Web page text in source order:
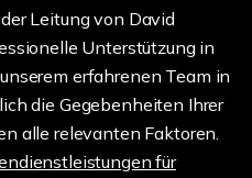
Leitung von David
Unterstützung in
erfahrenen Team in
die Gegebenheiten Ihrer
alle relevanten Faktoren.
für